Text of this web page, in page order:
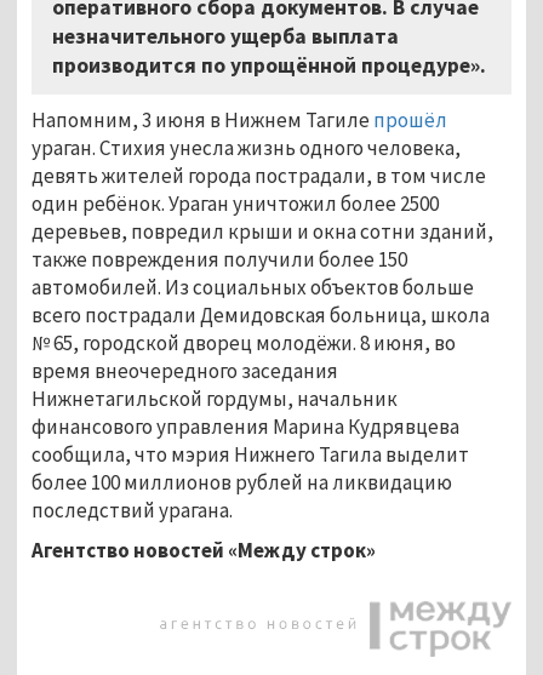
оперативного сбора документов. В случае
незначительного ущерба выплата
производится по упрощённой процедуре».
Напомним, 3 июня в Нижнем Тагиле прошёл
ураган. Стихия унесла жизнь одного человека,
девять жителей города пострадали, в том числе
один ребёнок. Ураган уничтожил более 2500
деревьев, повредил крыши и окна сотни зданий,
также повреждения получили более 150
автомобилей. Из социальных объектов больше
всего пострадали Демидовская больница, школа
№ 65, городской дворец молодёжи. 8 июня, во
время внеочередного заседания
Нижнетагильской гордумы, начальник
финансового управления Марина Кудрявцева
сообщила, что мэрия Нижнего Тагила выделит
более 100 миллионов рублей на ликвидацию
последствий урагана.
Агентство новостей «Между строк»